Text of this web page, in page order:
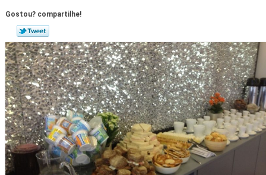
Gostou? compartilhe!